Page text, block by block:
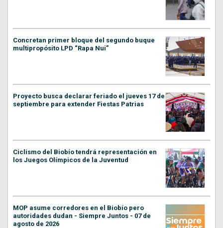
Concretan primer bloque del segundo buque
multipropósito LPD “Rapa Nui”
Proyecto busca declarar feriado el jueves 17 de
septiembre para extender Fiestas Patrias
Ciclismo del Biobío tendrá representación en
los Juegos Olímpicos de la Juventud
MOP asume corredores en el Biobío pero
autoridades dudan - Siempre Juntos - 07 de
agosto de 2026